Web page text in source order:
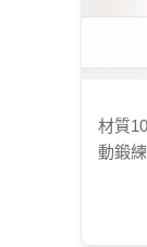
材質
動鍛